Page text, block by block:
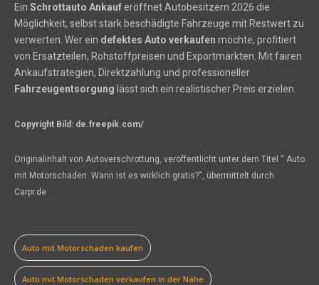
Ein Schrottauto Ankauf eröffnet Autobesitzern 2026 die
Möglichkeit, selbst stark beschädigte Fahrzeuge mit Restwert zu
verwerten. Wer ein defektes Auto verkaufen möchte, profitiert
von Ersatzteilen, Rohstoffpreisen und Exportmärkten. Mit fairen
Ankaufstrategien, Direktzahlung und professioneller
Fahrzeugentsorgung lässt sich ein realistischer Preis erzielen.
Copyright Bild: de.freepik.com/
Originalinhalt von Autoverschrottung, veröffentlicht unter dem Titel “ Auto
mit Motorschaden: Wann ist es wirklich gratis?“, übermittelt durch
Carpr.de
Auto mit Motorschaden kaufen
Auto mit Motorschaden verkaufen in der Nähe